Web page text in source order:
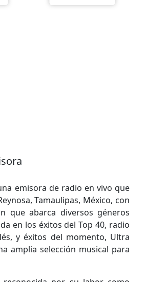
emisora ​​de radio en vivo que
Tamaulipas, México, con
que abarca diversos géneros
en los éxitos del Top 40, radio
y éxitos del momento, Ultra
amplia selección musical para